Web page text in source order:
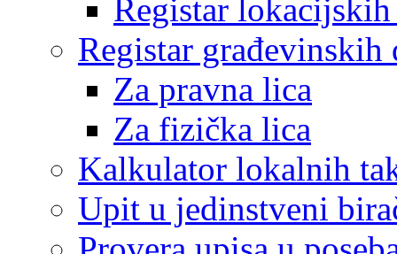
Registar
Registar građevinskih
Za pravna lica
Za fizička lica
Kalkulator lokalnih
Upit u jedinstveni